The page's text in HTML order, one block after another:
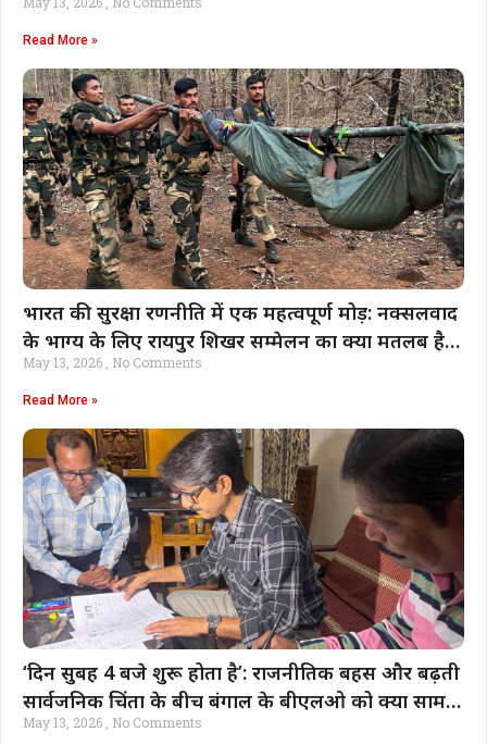
भारत समाचार
Read More »
भारत की सुरक्षा रणनीति में एक महत्वपूर्ण मोड़: नक्सलवाद
के भाग्य के लिए रायपुर शिखर सम्मेलन का क्या मतलब है |
भारत समाचार
May 13, 2026 No Comments
Read More »
‘दिन सुबह 4 बजे शुरू होता है’: राजनीतिक बहस और बढ़ती
सार्वजनिक चिंता के बीच बंगाल के बीएलओ को क्या सामना
करना पड़ता है | भारत समाचार
May 13, 2026 No Comments